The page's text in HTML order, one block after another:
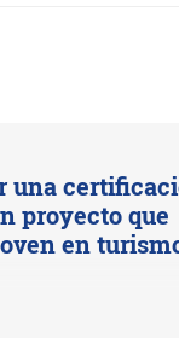
una
proyecto que
en